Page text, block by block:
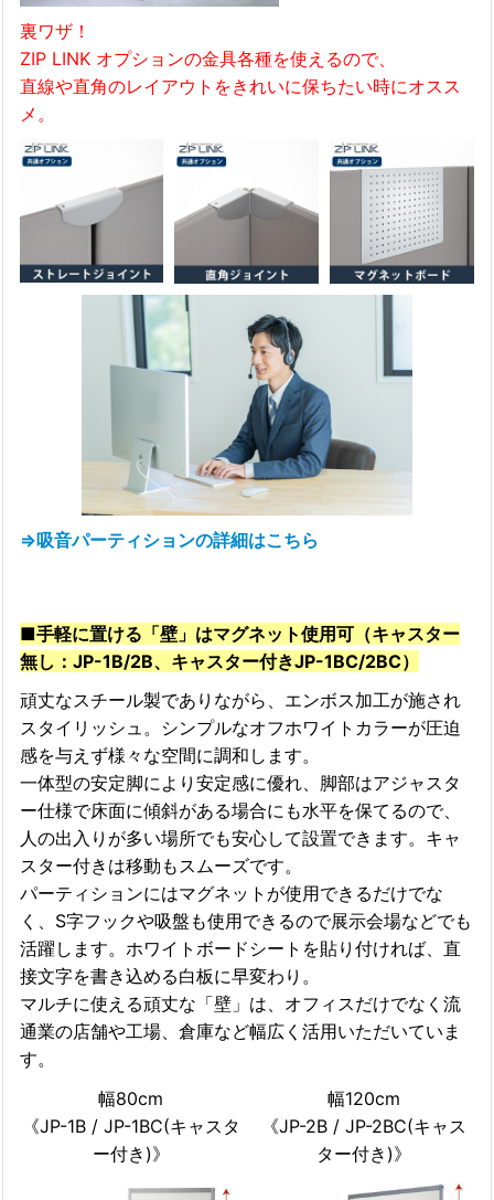
裏ワザ！
ZIP LINK オプションの金具各種を使えるので、
直線や直角のレイアウトをきれいに保ちたい時にオスス
メ。
⇒吸音パーティションの詳細はこちら
■手軽に置ける「壁」はマグネット使用可（キャスター
無し：JP-1B/2B、キャスター付きJP-1BC/2BC）
頑丈なスチール製でありながら、エンボス加工が施され
スタイリッシュ。シンプルなオフホワイトカラーが圧迫
感を与えず様々な空間に調和します。
一体型の安定脚により安定感に優れ、脚部はアジャスタ
ー仕様で床面に傾斜がある場合にも水平を保てるので、
人の出入りが多い場所でも安心して設置できます。キャ
スター付きは移動もスムーズです。
パーティションにはマグネットが使用できるだけでな
く、S字フックや吸盤も使用できるので展示会場などでも
活躍します。ホワイトボードシートを貼り付ければ、直
接文字を書き込める白板に早変わり。
マルチに使える頑丈な「壁」は、オフィスだけでなく流
通業の店舗や工場、倉庫など幅広く活用いただいていま
す。
幅80cm
《JP-1B / JP-1BC(キャスタ
ー付き)》
幅120cm
《JP-2B / JP-2BC(キャス
ター付き)》